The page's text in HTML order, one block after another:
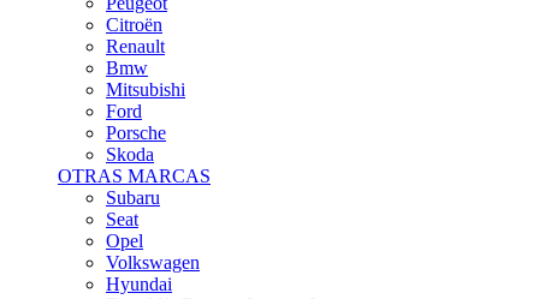
Renault
Bmw
Mitsubishi
Ford
Porsche
Skoda
OTRAS MARCAS
Subaru
Seat
Opel
Volkswagen
Hyundai
Fiat, Alfa Romeo, Lancia, Jeep